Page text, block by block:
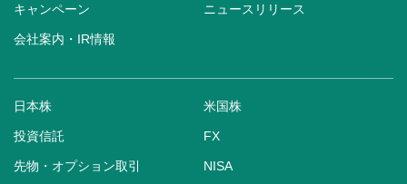
キャンペーン ニュースリリース
会社案内・IR情報
日本株 米国株
投資信託 FX
先物・オプション取引 NISA